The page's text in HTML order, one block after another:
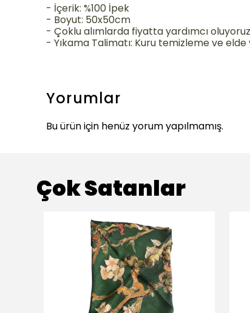
- İçerik: %100 İpek
- Boyut: 50x50cm
- Çoklu alımlarda fiyatta yardımcı
- Yıkama Talimatı: Kuru temizleme ve elde
Yorumlar
Bu ürün için henüz yorum yapılmamış.
Çok Satanlar